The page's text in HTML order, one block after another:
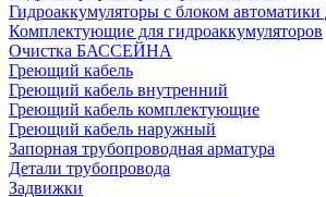
Гидроаккумуляторы с блоком
Комплектующие для гидроаккумуляторов
Очистка БАССЕЙНА
Греющий кабель
Греющий кабель внутренний
Греющий кабель комплектующие
Греющий кабель наружный
Запорная трубопроводная арматура
Детали трубопровода
Задвижки